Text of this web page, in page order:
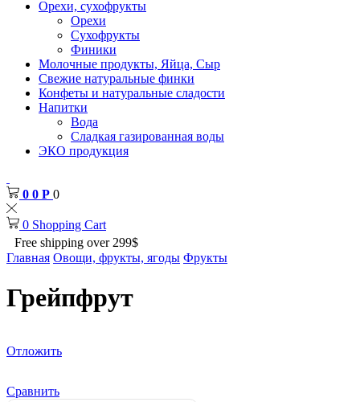
Орехи, сухофрукты
Орехи
Сухофрукты
Финики
Молочные продукты, Яйца, Сыр
Свежие натуральные финки
Конфеты и натуральные сладости
Напитки
Вода
Сладкая газированная воды
ЭКО продукция
0 0 Р 0
0 Shopping Cart
Free shipping over 299$
Главная Овощи, фрукты, ягоды Фрукты
Грейпфрут
Отложить
Сравнить